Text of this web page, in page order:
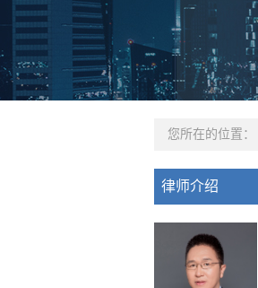
您所在的位置：
律师介绍